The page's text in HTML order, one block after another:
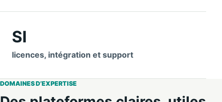
SI
licences, intégration et support
DOMAINES D’EXPERTISE